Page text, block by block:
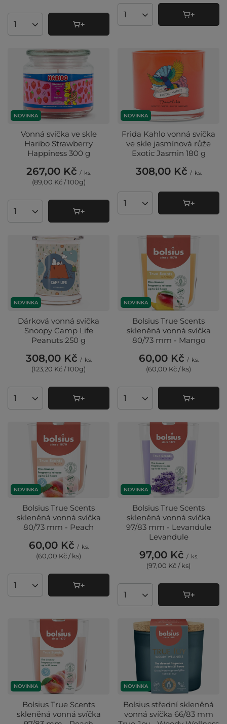
Množství produktů
Množství produktů
NOVINKA
Vonná svíčka ve skle
Haribo Strawberry
Happiness 300 g
267,00 Kč / ks.
(89,00 Kč / 100g)
Množství produktů
NOVINKA
Frida Kahlo vonná svíčka
ve skle jasmínová růže
Exotic Jasmin 180 g
308,00 Kč / ks.
Množství produktů
NOVINKA
Dárková vonná svíčka
Snoopy Camp Life
Peanuts 250 g
308,00 Kč / ks.
(123,20 Kč / 100g)
Množství produktů
NOVINKA
Bolsius True Scents
skleněná vonná svíčka
80/73 mm - Mango
60,00 Kč / ks.
(60,00 Kč / ks)
Množství produktů
NOVINKA
Bolsius True Scents
skleněná vonná svíčka
80/73 mm - Peach
60,00 Kč / ks.
(60,00 Kč / ks)
Množství produktů
NOVINKA
Bolsius True Scents
skleněná vonná svíčka
97/83 mm - Levandule
Levandule
97,00 Kč / ks.
(97,00 Kč / ks)
Množství produktů
NOVINKA
Bolsius True Scents
skleněná vonná svíčka
NOVINKA
Bolsius střední skleněná
vonná svíčka 66/83 mm